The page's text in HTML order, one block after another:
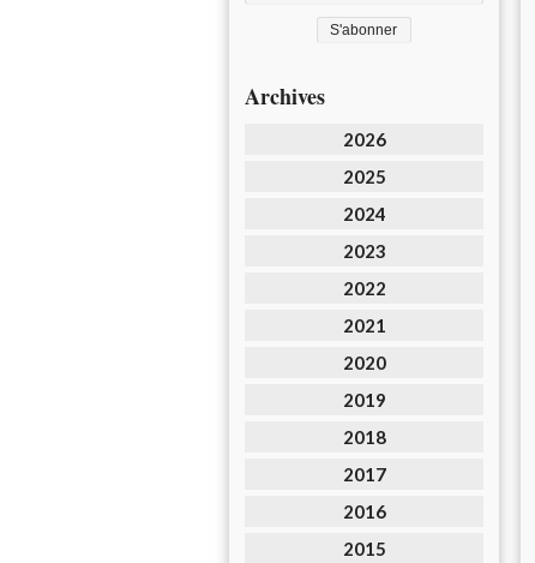
Archives
2026
2025
2024
2023
2022
2021
2020
2019
2018
2017
2016
2015